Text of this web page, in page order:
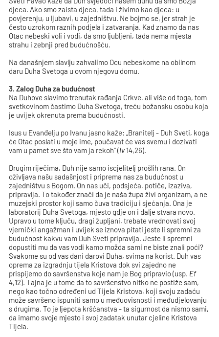
djeca. Ako smo zaista djeca, tada i živimo kao djeca: u
povjerenju, u ljubavi, u zajedništvu. Ne bojmo se, jer strah je
često uzrokom raznih podjela i zatvaranja. Kad znamo da nas
Otac nebeski voli i vodi, da smo ljubljeni, tada nema mjesta
strahu i zebnji pred budućnošću.
Na današnjem slavlju zahvalimo Ocu nebeskome na obilnom
daru Duha Svetoga u ovom njegovu domu.
3. Zalog Duha za budućnost
Na Duhove slavimo trenutak rađanja Crkve, ali više od toga, tom
svetkovinom častimo Duha Svetoga, treću božansku osobu koja
je uvijek okrenuta prema budućnosti.
Isus u Evanđelju po Ivanu jasno kaže: „Branitelj - Duh Sveti, koga
će Otac poslati u moje ime, poučavat će vas svemu i dozivati
vam u pamet sve što vam ja rekoh“ (Iv 14,26).
Drugim riječima, Duh nije samo iscjelitelj prošlih rana. On
oživljava našu sadašnjost i priprema nas za budućnost u
zajedništvu s Bogom. On nas uči, podsjeća, potiče, izaziva,
pripravlja. To također znači da je naša župa živi organizam, a ne
muzejski prostor koji samo čuva tradiciju i sjećanja. Ona je
laboratorij Duha Svetoga, mjesto gdje on i dalje stvara novo.
Upravo u tome ključu, dragi župljani, trebate vrednovati svoj
vjernički angažman i uvijek se iznova pitati jeste li spremni za
budućnost kakvu vam Duh Sveti pripravlja. Jeste li spremni
dopustiti mu da vas vodi kamo možda sami ne biste znali poći?
Svakome su od vas dani darovi Duha, svima na korist. Duh vas
oprema za izgradnju tijela Kristova dok svi zajedno ne
prispijemo do savršenstva koje nam je Bog pripravio (usp. Ef
4,12). Tajna je u tome da to savršenstvo nitko ne postiže sam,
nego kao točno određeni ud Tijela Kristova, koji svoju zadaću
može savršeno ispuniti samo u međuovisnosti i međudjelovanju
s drugima. To je ljepota kršćanstva - ta sigurnost da nismo sami,
da imamo svoje mjesto i svoj zadatak unutar cjeline Kristova
Tijela.